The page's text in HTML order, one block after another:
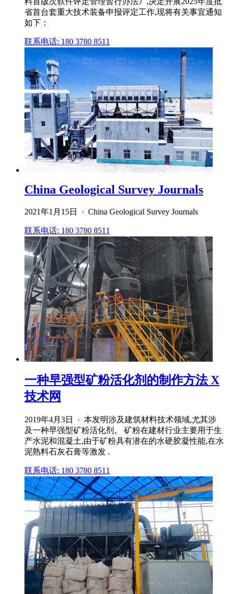
省首台套重大技术装备申报评定工作,现将有关事宜通知
如下：
联系电话: 180 3780 8511
China Geological Survey Journals
2021年1月15日 · China Geological Survey Journals
联系电话: 180 3780 8511
一种早强型矿粉活化剂的制作方法 X
技术网
2019年4月3日 · 本发明涉及建筑材料技术领域,尤其涉
及一种早强型矿粉活化剂。 矿粉在建材行业主要用于生
产水泥和混凝土,由于矿粉具有潜在的水硬胶凝性能,在水
泥熟料石灰石膏等激发 .
联系电话: 180 3780 8511